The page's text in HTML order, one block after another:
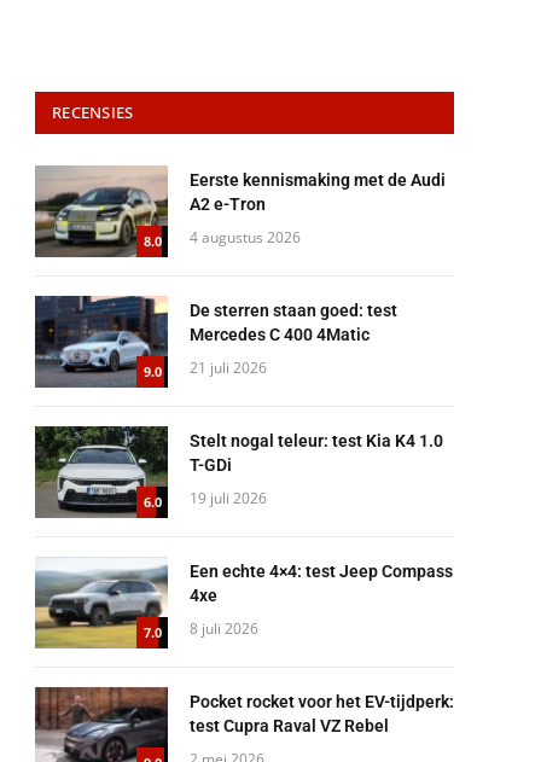
RECENSIES
8.0
Eerste kennismaking met de Audi
A2 e-Tron
4 augustus 2026
9.0
De sterren staan goed: test
Mercedes C 400 4Matic
21 juli 2026
6.0
Stelt nogal teleur: test Kia K4 1.0
T-GDi
19 juli 2026
7.0
Een echte 4×4: test Jeep Compass
4xe
8 juli 2026
Pocket rocket voor het EV-tijdperk:
test Cupra Raval VZ Rebel